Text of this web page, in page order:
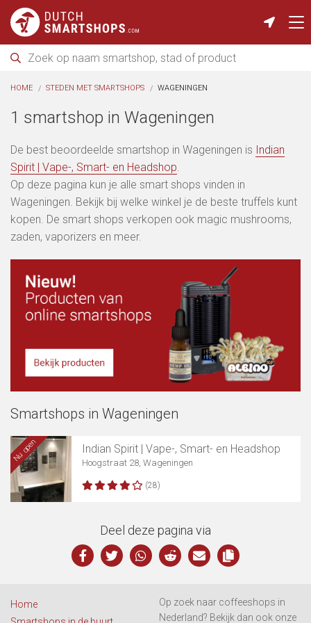
Toon kaart
HOME STEDEN MET SMARTSHOPS WAGENINGEN
1 smartshop in Wageningen
De best beoordeelde smartshop in Wageningen is Indian
Spirit | Vape-, Smart- en Headshop.
Op deze pagina kun je alle smart shops vinden in
Wageningen. Bekijk bij welke winkel je de beste truffels kunt
kopen. De smart shops verkopen ook magic mushrooms,
zaden, vaporizers en meer.
Smartshops in Wageningen
Nu open Indian Spirit | Vape-, Smart- en Headshop
Hoogstraat 28, Wageningen
(28)
Deel deze pagina via
Home
Op zoek naar coffeeshops in
Nederland? Bekijk dan ook onze